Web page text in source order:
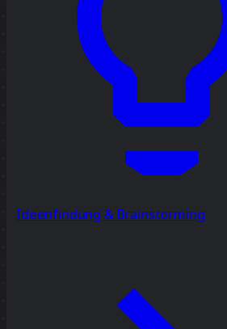
Ideenfindung & Brainstorming